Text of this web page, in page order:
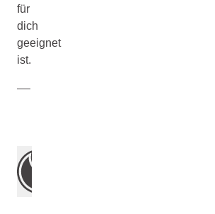
für
dich
geeignet
ist.